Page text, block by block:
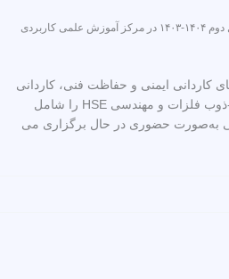
آغاز امتحانات پایان‌ترم نیمسال دوم ۱۴۰۴-۱۴۰۳ در مرکز آموزش علمی کاربردی
کاردانی ایمنی و حفاظت فنی، کاردانی
متالورژی- نورد فولاد، متالورژی-ذوب فلزات و مهندسی HSE را شامل
به‌صورت حضوری در حال برگزاری می